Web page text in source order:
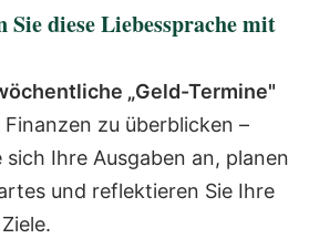
diese Liebessprache mit
„Geld-Termine"
Finanzen zu überblicken –
sich Ihre Ausgaben an, planen
und reflektieren Sie Ihre